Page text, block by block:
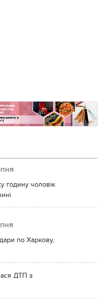
годину чоловік
по Харкову,
ДТП з